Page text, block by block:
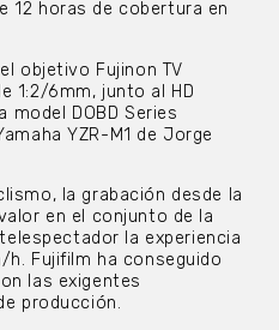
12 horas de cobertura en
objetivo Fujinon TV
1:2/6mm, junto al HD
model DOBD Series
YZR-M1 de Jorge
la grabación desde la
en el conjunto de la
la experiencia
Fujifilm ha conseguido
las exigentes
producción.